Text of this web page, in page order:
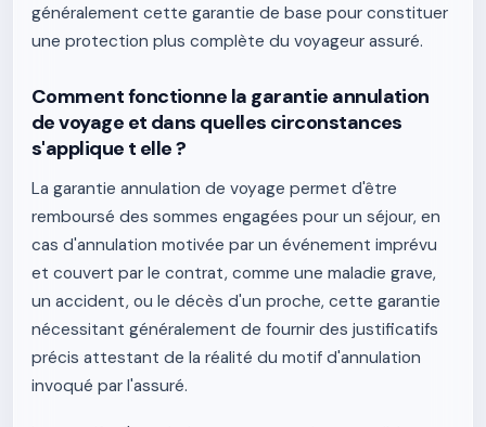
généralement cette garantie de base pour constituer
une protection plus complète du voyageur assuré.
Comment fonctionne la garantie annulation
de voyage et dans quelles circonstances
s'applique t elle ?
La garantie annulation de voyage permet d'être
remboursé des sommes engagées pour un séjour, en
cas d'annulation motivée par un événement imprévu
et couvert par le contrat, comme une maladie grave,
un accident, ou le décès d'un proche, cette garantie
nécessitant généralement de fournir des justificatifs
précis attestant de la réalité du motif d'annulation
invoqué par l'assuré.